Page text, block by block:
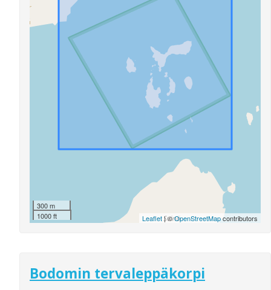
300 m
1000 ft
Leaflet| ©OpenStreetMapcontributors
Bodomin tervaleppäkorpi